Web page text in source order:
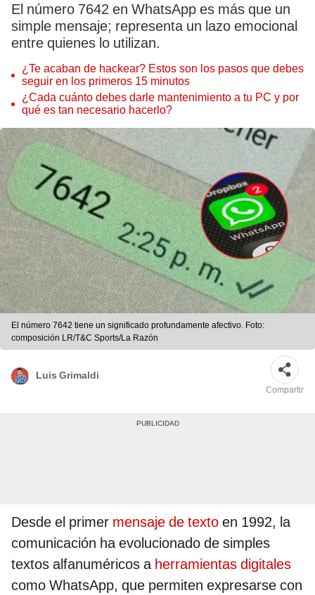
El número 7642 en WhatsApp es más que un
simple mensaje; representa un lazo emocional
entre quienes lo utilizan.
¿Te acaban de hackear? Estos son los pasos que debes
seguir en los primeros 15 minutos
¿Cada cuánto debes darle mantenimiento a tu PC y por
qué es tan necesario hacerlo?
El número 7642 tiene un significado profundamente afectivo. Foto:
composición LR/T&C Sports/La Razón
Luis Grimaldi
Compartir
Desde el primer mensaje de texto en 1992, la
comunicación ha evolucionado de simples
textos alfanuméricos aherramientas digitales
como WhatsApp, que permiten expresarse con